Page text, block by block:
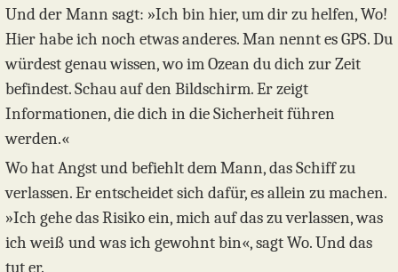
Und der Mann sagt: »Ich bin hier, um dir zu helfen, Wo!
Hier habe ich noch etwas anderes. Man nennt es GPS. Du
würdest genau wissen, wo im Ozean du dich zur Zeit
befindest. Schau auf den Bildschirm. Er zeigt
Informationen, die dich in die Sicherheit führen
werden.«
Wo hat Angst und befiehlt dem Mann, das Schiff zu
verlassen. Er entscheidet sich dafür, es allein zu machen.
»Ich gehe das Risiko ein, mich auf das zu verlassen, was
ich weiß und was ich gewohnt bin«, sagt Wo. Und das
tut er.